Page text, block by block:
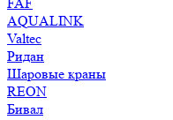
AQUALINK
Valtec
Ридан
Шаровые краны
REON
Бивал